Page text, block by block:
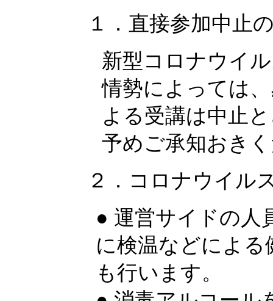
１．直接参加中止
新型コロナウイ
情勢によっては
よる受講は中止
予めご承知おき
２．コロナウイル
● 運営サイドの人
に検温などによ
も行います。